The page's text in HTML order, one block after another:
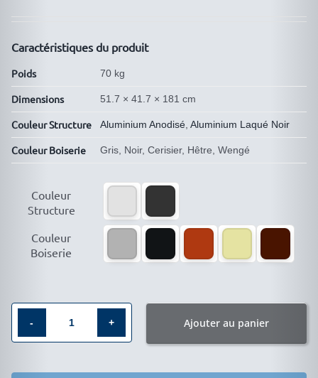
Caractéristiques du produit
Poids 70 kg
Dimensions 51.7 × 41.7 × 181 cm
Couleur Structure Aluminium Anodisé, Aluminium Laqué Noir
Couleur Boiserie Gris, Noir, Cerisier, Hêtre, Wengé
Couleur
Structure
Couleur
Boiserie
Mobilier
Ajouter au panier